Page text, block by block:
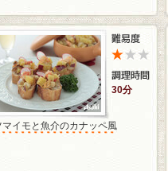
30分
マイモと魚介のカナッペ風